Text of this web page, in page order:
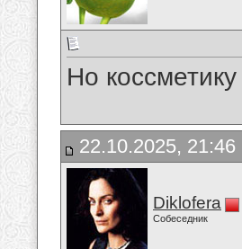
Но
22.10.2025, 21:46
Diklofera
Собеседник